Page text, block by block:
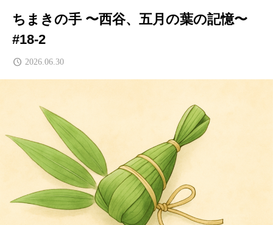
ちまきの手 〜西谷、五月の葉の記憶〜
#18-2
2026.06.30